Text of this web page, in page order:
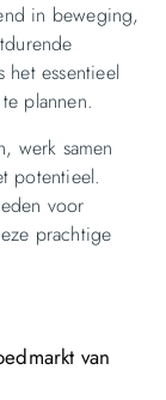
in beweging,
essentieel
plannen.
werk samen
potentieel.
voor
prachtige
van